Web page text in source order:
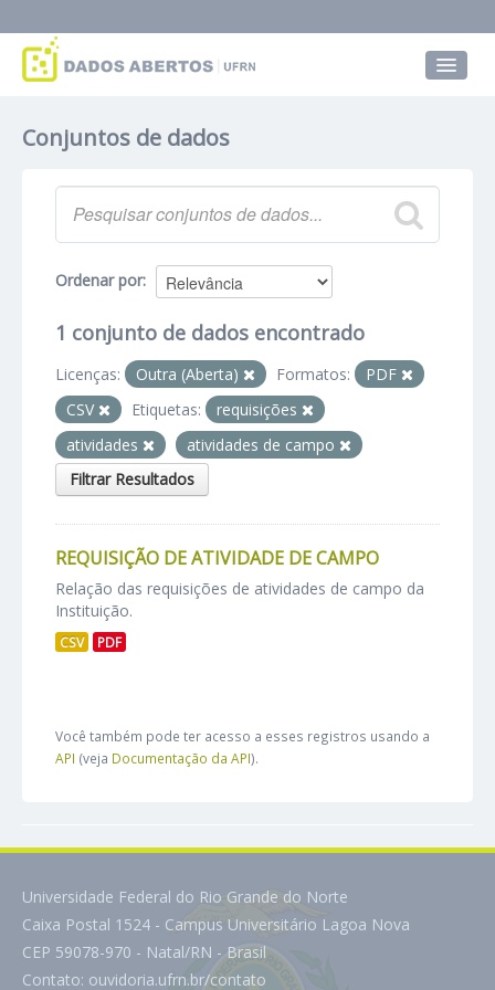
Grupos
Sobre
Conjuntos de dados
Ordenar por
1 conjunto de dados encontrado
Licenças: Outra (Aberta) Formatos:
PDF
CSV
Etiquetas:
requisições
atividades
atividades de campo
Filtrar Resultados
REQUISIÇÃO DE ATIVIDADE DE CAMPO
Relação das requisições de atividades de campo da
Instituição.
CSV PDF
Você também pode ter acesso a esses registros usando a
API (veja Documentação da API).
Universidade Federal do Rio Grande do Norte
Caixa Postal 1524 - Campus Universitário Lagoa Nova
CEP 59078-970 - Natal/RN - Brasil
Contato: ouvidoria.ufrn.br/contato